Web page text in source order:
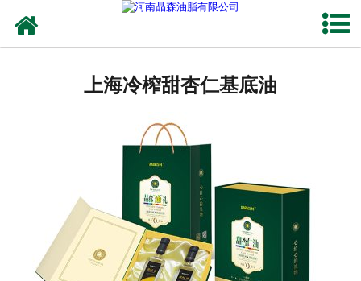
上海来料代工
上海冷榨甜杏仁基底油